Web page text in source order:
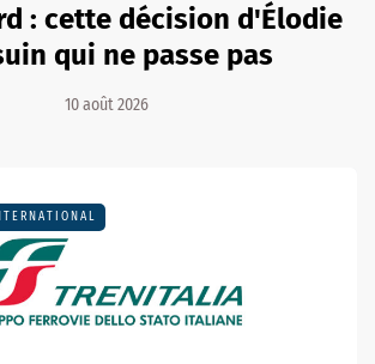
: cette décision d'Élodie
qui ne passe pas
10 août 2026